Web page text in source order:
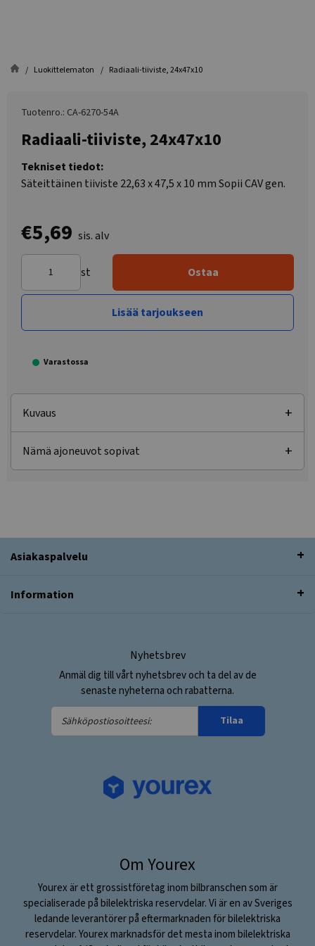
Luokittelematon Radiaali-tiiviste, 24x47x10
Tuotenro.: CA-6270-54A
Radiaali-tiiviste, 24x47x10
Tekniset tiedot:
Säteittäinen tiiviste 22,63 x 47,5 x 10 mm Sopii CAV gen.
€5,69 sis. alv
st Ostaa
Lisää tarjoukseen
Varastossa
Kuvaus
Nämä ajoneuvot sopivat
Asiakaspalvelu
Information
Nyhetsbrev
Anmäl dig till vårt nyhetsbrev och ta del av de
senaste nyheterna och rabatterna.
Sähköpostiosoitteesi:
Tilaa
Om Yourex
Yourex är ett grossistföretag inom bilbranschen som är
specialiserade på bilelektriska reservdelar. Vi är en av Sveriges
ledande leverantörer på eftermarknaden för bilelektriska
reservdelar. Yourex marknadsför det mesta inom bilelektriska